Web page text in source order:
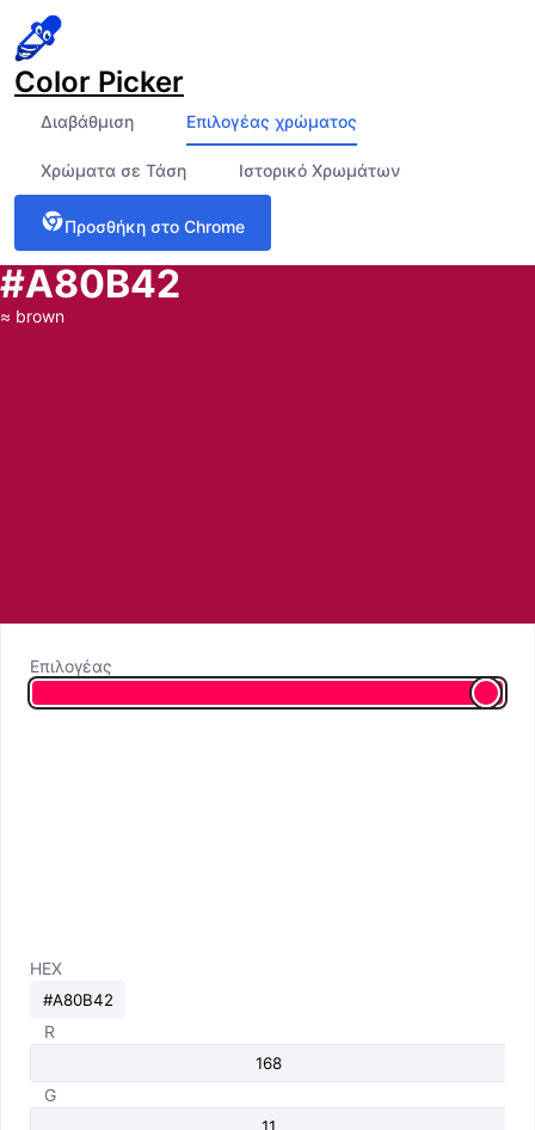
Color Picker
Διαβάθμιση Επιλογέας χρώματος
Χρώματα σε Τάση Ιστορικό Χρωμάτων
Προσθήκη στο Chrome
#A80B42
≈ brown
Επιλογέας
HEX
R
G